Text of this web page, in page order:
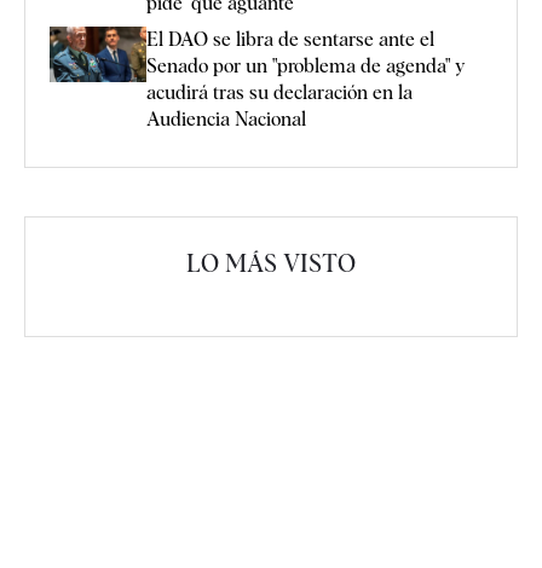
El DAO se libra de sentarse ante el
Senado por un "problema de agenda" y
acudirá tras su declaración en la
Audiencia Nacional
LO MÁS VISTO